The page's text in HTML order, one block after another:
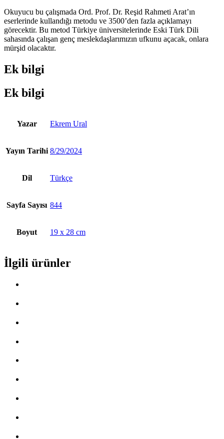
Okuyucu bu çalışmada Ord. Prof. Dr. Reşid Rahmeti Arat’ın
eserlerinde kullandığı metodu ve 3500’den fazla açıklamayı
görecektir. Bu metod Türkiye üniversitelerinde Eski Türk Dili
sahasında çalışan genç meslekdaşlarımızın ufkunu açacak, onlara
mürşid olacaktır.
Ek bilgi
Ek bilgi
Yazar Ekrem Ural
Yayın Tarihi 8/29/2024
Dil Türkçe
Sayfa Sayısı 844
Boyut 19 x 28 cm
İlgili ürünler